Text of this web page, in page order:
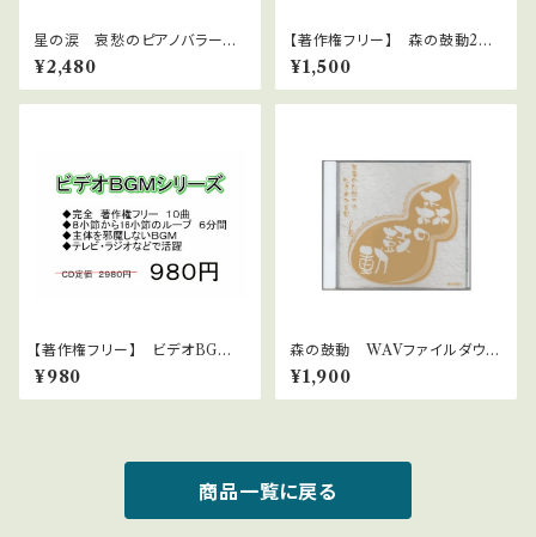
星の涙 哀愁のピアノバラー
ド 中北利男 著作権フリー
¥2,480
【著作権フリー】 森の鼓動2
雅 中北利男 WAVファイルダ
ウンロード版
¥1,500
【著作権フリー】 ビデオBGM
シリーズ No.5 躍動感あふれ
るダンス系
¥980
森の鼓動 WAVファイルダウン
ロード版 癒しのピアノ 中北
利男
¥1,900
商品一覧に戻る